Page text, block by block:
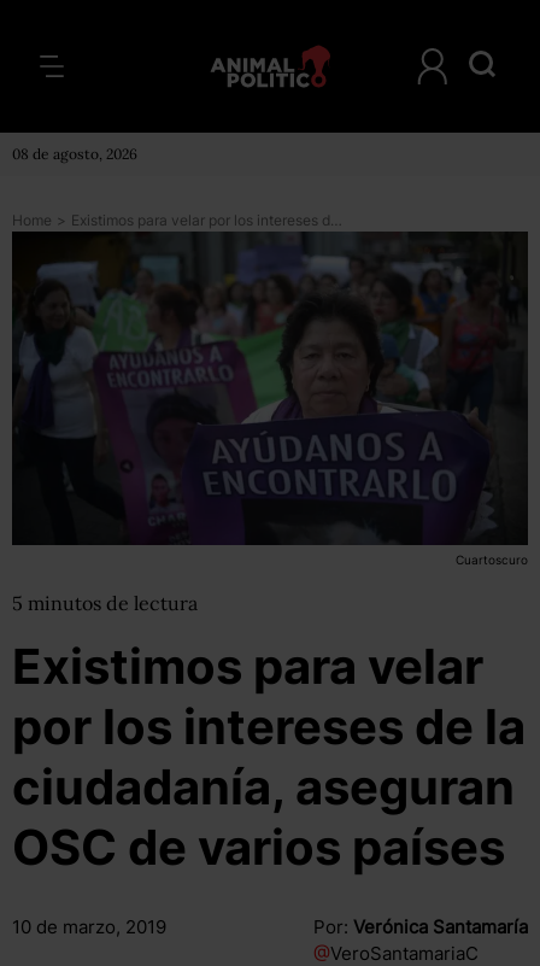
08 de agosto, 2026
Home > Existimos para velar por los intereses de la ciudadanía, aseguran OSC de varios países
Cuartoscuro
5 minutos de lectura
Existimos para velar
por los intereses de la
ciudadanía, aseguran
OSC de varios países
10 de marzo, 2019 Por: Verónica Santamaría
@VeroSantamariaC